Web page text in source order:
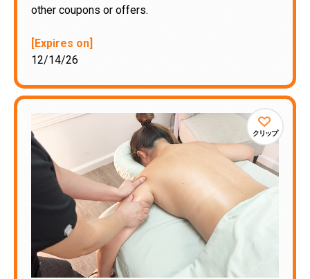
other coupons or offers.
[Expires on]
12/14/26
クリップ